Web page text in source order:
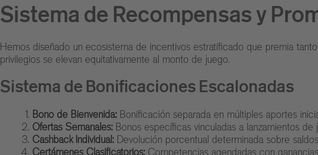
Sistema de Recompensas y
Hemos diseñado un ecosistema de incentivos estratificado que premia
privilegios se elevan equitativamente al monto de juego.
Sistema de Bonificaciones Escalonadas
Bono de Bienvenida: Bonificación separada en múltiples aportes
Ofertas Semanales: Bonos específicas vinculadas a lanzamientos
Cashback Individual: Devolución porcentual determinada sobre
Certámenes Clasificatorios: Competencias agendadas con